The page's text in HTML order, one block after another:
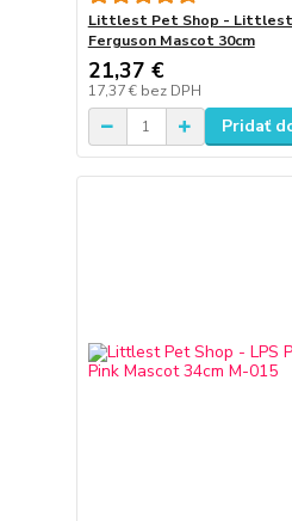
Littlest Pet Shop - Littlest
Ferguson Mascot 30cm
21,37 €
17,37 € bez DPH
Pridať